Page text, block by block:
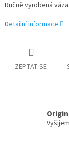
Ručně vyrobená
Detailní informace
ZEPTAT SE